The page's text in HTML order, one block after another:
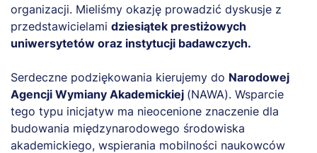
organizacji. Mieliśmy okazję prowadzić dyskusje z
przedstawicielami dziesiątek prestiżowych
uniwersytetów oraz instytucji badawczych.
Serdeczne podziękowania kierujemy do Narodowej
Agencji Wymiany Akademickiej (NAWA). Wsparcie
tego typu inicjatyw ma nieocenione znaczenie dla
budowania międzynarodowego środowiska
akademickiego, wspierania mobilności naukowców